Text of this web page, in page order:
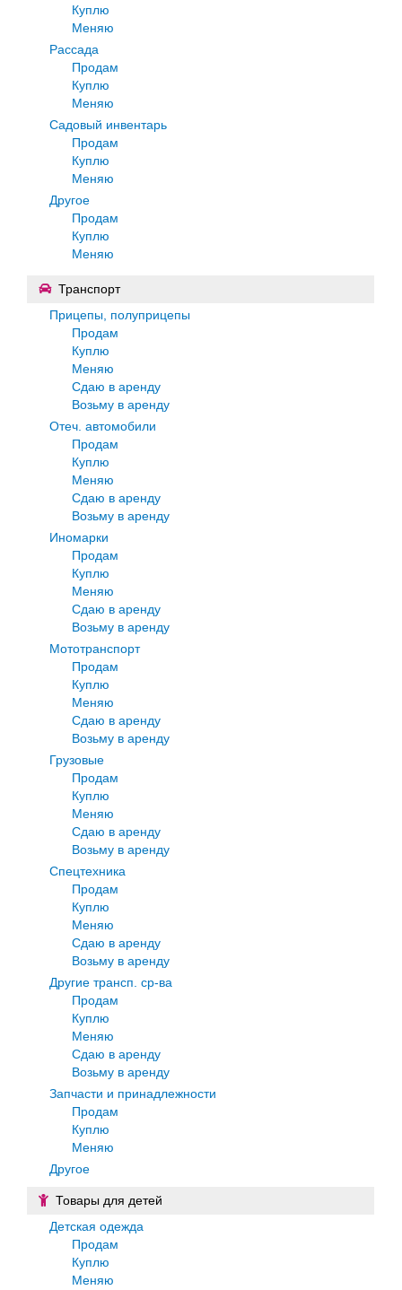
Куплю
Меняю
Рассада
Продам
Куплю
Меняю
Садовый инвентарь
Продам
Куплю
Меняю
Другое
Продам
Куплю
Меняю
Транспорт
Прицепы, полуприцепы
Продам
Куплю
Меняю
Сдаю в аренду
Возьму в аренду
Отеч. автомобили
Продам
Куплю
Меняю
Сдаю в аренду
Возьму в аренду
Иномарки
Продам
Куплю
Меняю
Сдаю в аренду
Возьму в аренду
Мототранспорт
Продам
Куплю
Меняю
Сдаю в аренду
Возьму в аренду
Грузовые
Продам
Куплю
Меняю
Сдаю в аренду
Возьму в аренду
Спецтехника
Продам
Куплю
Меняю
Сдаю в аренду
Возьму в аренду
Другие трансп. ср-ва
Продам
Куплю
Меняю
Сдаю в аренду
Возьму в аренду
Запчасти и принадлежности
Продам
Куплю
Меняю
Другое
Товары для детей
Детская одежда
Продам
Куплю
Меняю